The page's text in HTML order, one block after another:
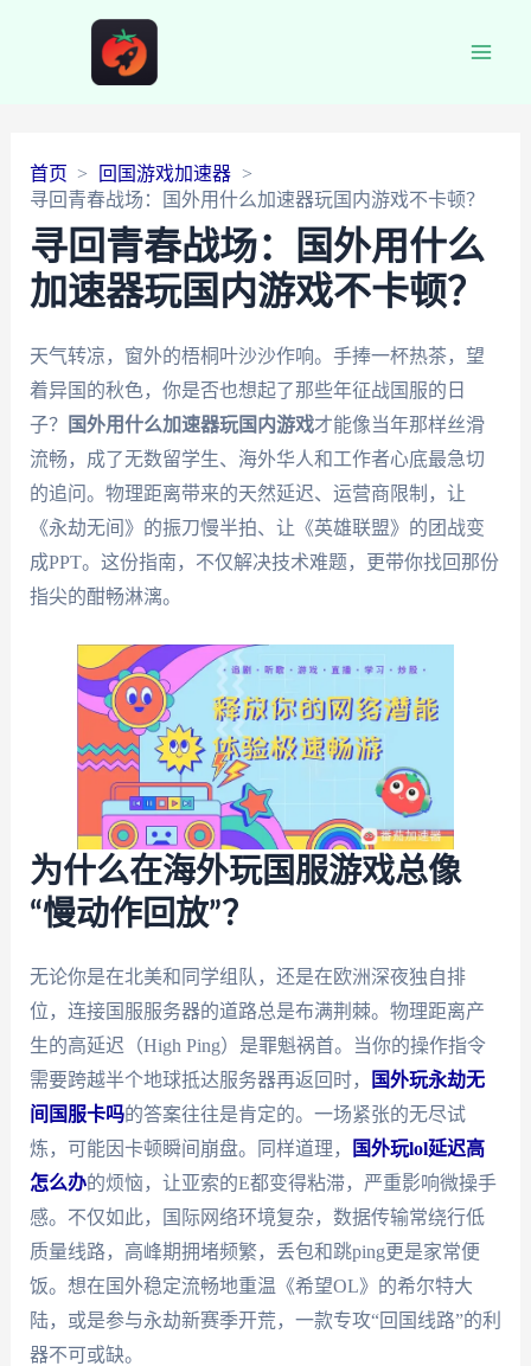
首页
回国游戏加速器
寻回青春战场：国外用什么加速器玩国内游戏不卡顿？
寻回青春战场：国外用什么
加速器玩国内游戏不卡顿？
天气转凉，窗外的梧桐叶沙沙作响。手捧一杯热茶，望
着异国的秋色，你是否也想起了那些年征战国服的日
子？
国外用什么加速器玩国内游戏才能像当年那样丝滑
流畅，成了无数留学生、海外华人和工作者心底最急切
的追问。物理距离带来的天然延迟、运营商限制，让
《永劫无间》的振刀慢半拍、让《英雄联盟》的团战变
成PPT。这份指南，不仅解决技术难题，更带你找回那份
指尖的酣畅淋漓。
为什么在海外玩国服游戏总像
“慢动作回放”？
无论你是在北美和同学组队，还是在欧洲深夜独自排
位，连接国服服务器的道路总是布满荆棘。物理距离产
生的高延迟（High Ping）是罪魁祸首。当你的操作指令
需要跨越半个地球抵达服务器再返回时，
国外玩永劫无
间国服卡吗的答案往往是肯定的。一场紧张的无尽试
炼，可能因卡顿瞬间崩盘。同样道理，
国外玩lol延迟高
怎么办的烦恼，让亚索的E都变得粘滞，严重影响微操手
感。不仅如此，国际网络环境复杂，数据传输常绕行低
质量线路，高峰期拥堵频繁，丢包和跳ping更是家常便
饭。想在国外稳定流畅地重温《希望OL》的希尔特大
陆，或是参与永劫新赛季开荒，一款专攻“回国线路”的利
器不可或缺。